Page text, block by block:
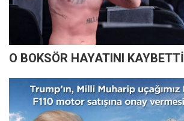
O BOKSÖR HAYATINI KAYBETTİ